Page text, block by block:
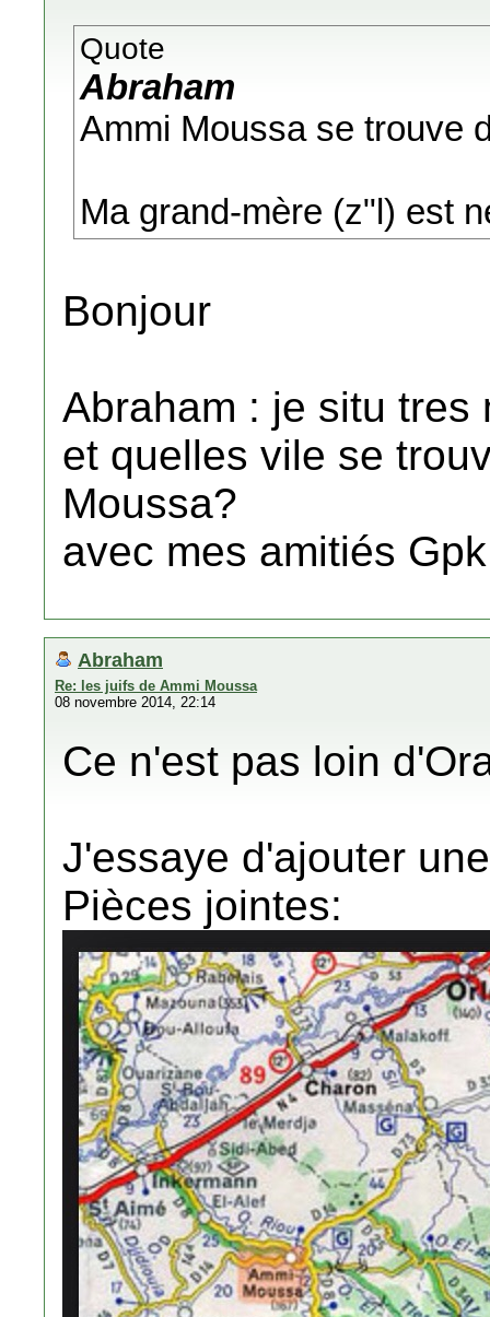
Quote
Abraham
Ammi Moussa se trouve
Ma grand-mère (z"l) est
Bonjour
Abraham : je situ tres
et quelles vile se
Moussa?
avec mes amitiés Gpk
Abraham
Re: les juifs de Ammi Moussa
08 novembre 2014, 22:14
Ce n'est pas loin
J'essaye d'ajouter
Pièces jointes: